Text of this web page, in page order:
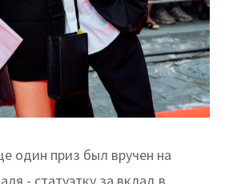
один приз был вручен на